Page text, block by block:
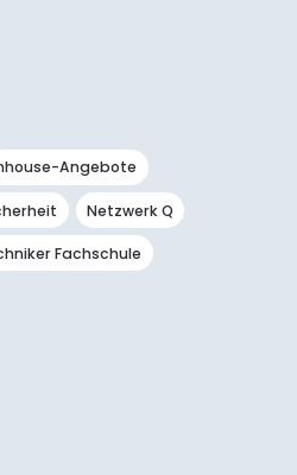
Angebote
Netzwerk Q
Fachschule